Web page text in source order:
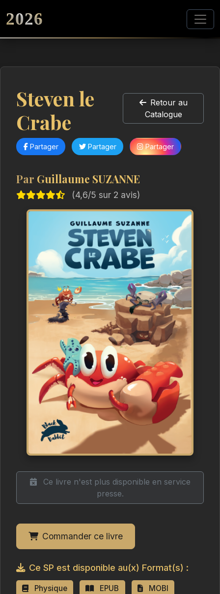
2026
Steven le
Crabe
Retour au
Catalogue
Partager Partager Partager
Par Guillaume SUZANNE
(4,6/5 sur 2 avis)
Ce livre n'est plus disponible en service
presse.
Commander ce livre
Ce SP est disponible au(x) Format(s) :
Physique EPUB MOBI